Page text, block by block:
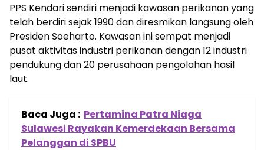
PPS Kendari sendiri menjadi kawasan perikanan yang
telah berdiri sejak 1990 dan diresmikan langsung oleh
Presiden Soeharto. Kawasan ini sempat menjadi
pusat aktivitas industri perikanan dengan 12 industri
pendukung dan 20 perusahaan pengolahan hasil
laut.
Baca Juga : Pertamina Patra Niaga
Sulawesi Rayakan Kemerdekaan Bersama
Pelanggan di SPBU